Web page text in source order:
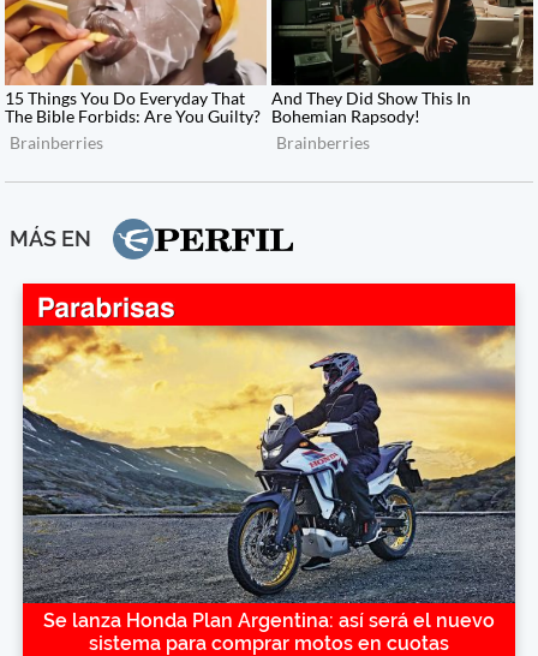
MÁS EN
Se lanza Honda Plan Argentina: así será el nuevo
sistema para comprar motos en cuotas